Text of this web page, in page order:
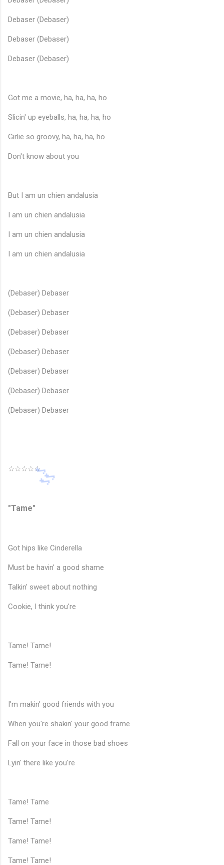
Debaser (Debaser)
Debaser (Debaser)
Debaser (Debaser)
Got me a movie, ha, ha, ha, ho
Slicin' up eyeballs, ha, ha, ha, ho
Girlie so groovy, ha, ha, ha, ho
Don't know about you
But I am un chien andalusia
I am un chien andalusia
I am un chien andalusia
I am un chien andalusia
(Debaser) Debaser
(Debaser) Debaser
(Debaser) Debaser
(Debaser) Debaser
(Debaser) Debaser
(Debaser) Debaser
(Debaser) Debaser
☆☆☆☆☆
"Tame"
Got hips like Cinderella
Must be havin' a good shame
Talkin' sweet about nothing
Cookie, I think you're
Tame! Tame!
Tame! Tame!
I'm makin' good friends with you
When you're shakin' your good frame
Fall on your face in those bad shoes
Lyin' there like you're
Tame! Tame
Tame! Tame!
Tame! Tame!
Tame! Tame!